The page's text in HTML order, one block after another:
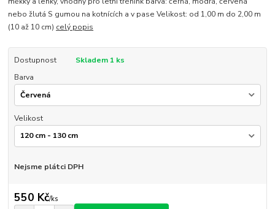
nebo žlutá S gumou na kotnících a v pase Velikost: od 1,00 m do 2,00 m
(10 až 10 cm) celý popis
Dostupnost
Skladem 1 ks
Barva
Velikost
Nejsme plátci DPH
550 Kč/ks